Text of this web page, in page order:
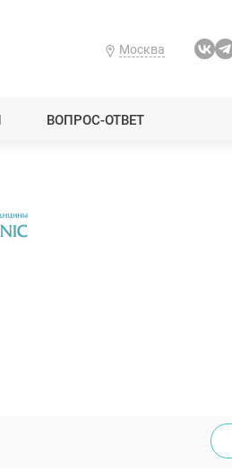
Москва
ВОПРОС-ОТВЕТ